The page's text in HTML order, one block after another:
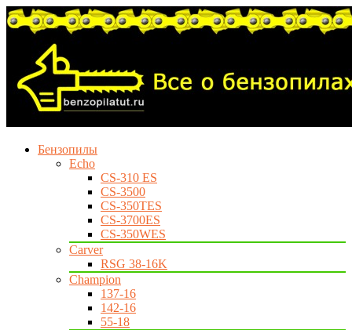
Бензопилы
Echo
CS-310 ES
CS-3500
CS-350TES
CS-3700ES
CS-350WES
Carver
RSG 38-16K
Champion
137-16
142-16
55-18